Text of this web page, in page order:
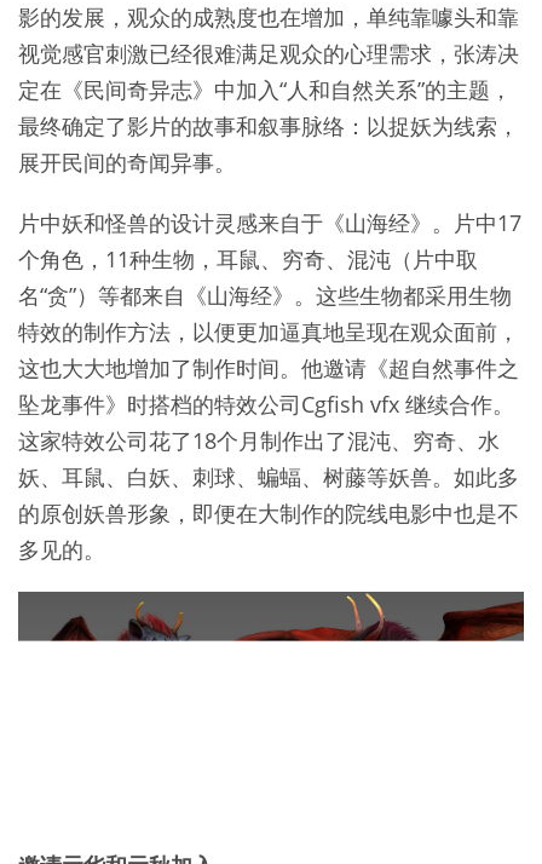
影的发展，观众的成熟度也在增加，单纯靠噱头和靠
视觉感官刺激已经很难满足观众的心理需求，张涛决
定在《民间奇异志》中加入“人和自然关系”的主题，
最终确定了影片的故事和叙事脉络：以捉妖为线索，
展开民间的奇闻异事。
片中妖和怪兽的设计灵感来自于《山海经》。片中17
个角色，11种生物，耳鼠、穷奇、混沌（片中取
名“贪”）等都来自《山海经》。这些生物都采用生物
特效的制作方法，以便更加逼真地呈现在观众面前，
这也大大地增加了制作时间。他邀请《超自然事件之
坠龙事件》时搭档的特效公司Cgfish vfx 继续合作。
这家特效公司花了18个月制作出了混沌、穷奇、水
妖、耳鼠、白妖、刺球、蝙蝠、树藤等妖兽。如此多
的原创妖兽形象，即便在大制作的院线电影中也是不
多见的。